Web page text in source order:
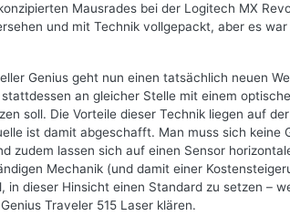
Mausrades bei der Logitech MX
und mit Technik vollgepackt, aber es
Genius geht nun einen tatsächlich neuen
an gleicher Stelle mit einem
soll. Die Vorteile dieser Technik liegen auf
ist damit abgeschafft. Man muss sich keine
zudem lassen sich auf einen Sensor
Mechanik (und damit einer
dieser Hinsicht einen Standard zu setzen –
Traveler 515 Laser klären.